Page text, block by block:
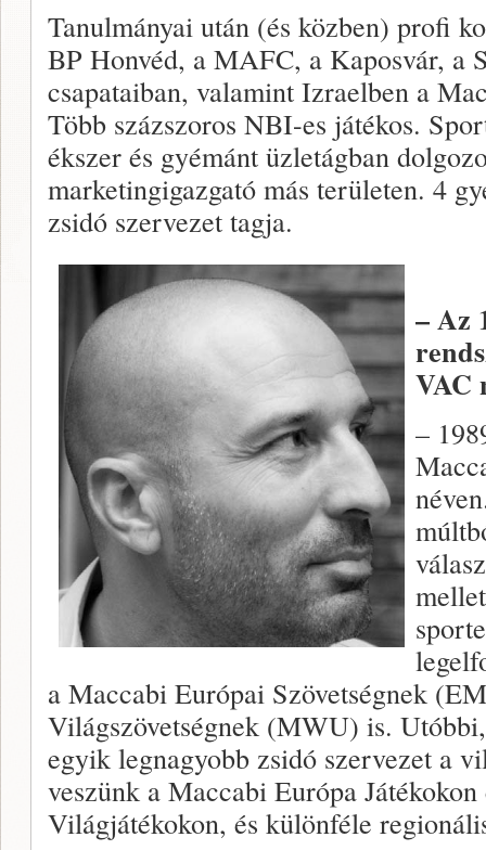
Tanulmányai után (és közben) profi
BP Honvéd, a MAFC, a Kaposvár, a
csapataiban, valamint Izraelben a
Több százszoros NBI-es játékos.
ékszer és gyémánt üzletágban
marketingigazgató más területen. 4
zsidó szervezet tagja.
– Az
VAC
–
a Maccabi Európai Szövetségnek
Világszövetségnek (MWU) is.
egyik legnagyobb zsidó szervezet a
veszünk a Maccabi Európa
Világjátékokon, és különféle